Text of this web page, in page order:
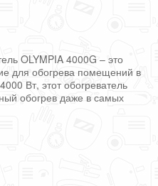
OLYMPIA 4000G – это
для обогрева помещений в
Вт, этот обогреватель
обогрев даже в самых